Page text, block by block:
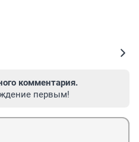
комментария.
первым!